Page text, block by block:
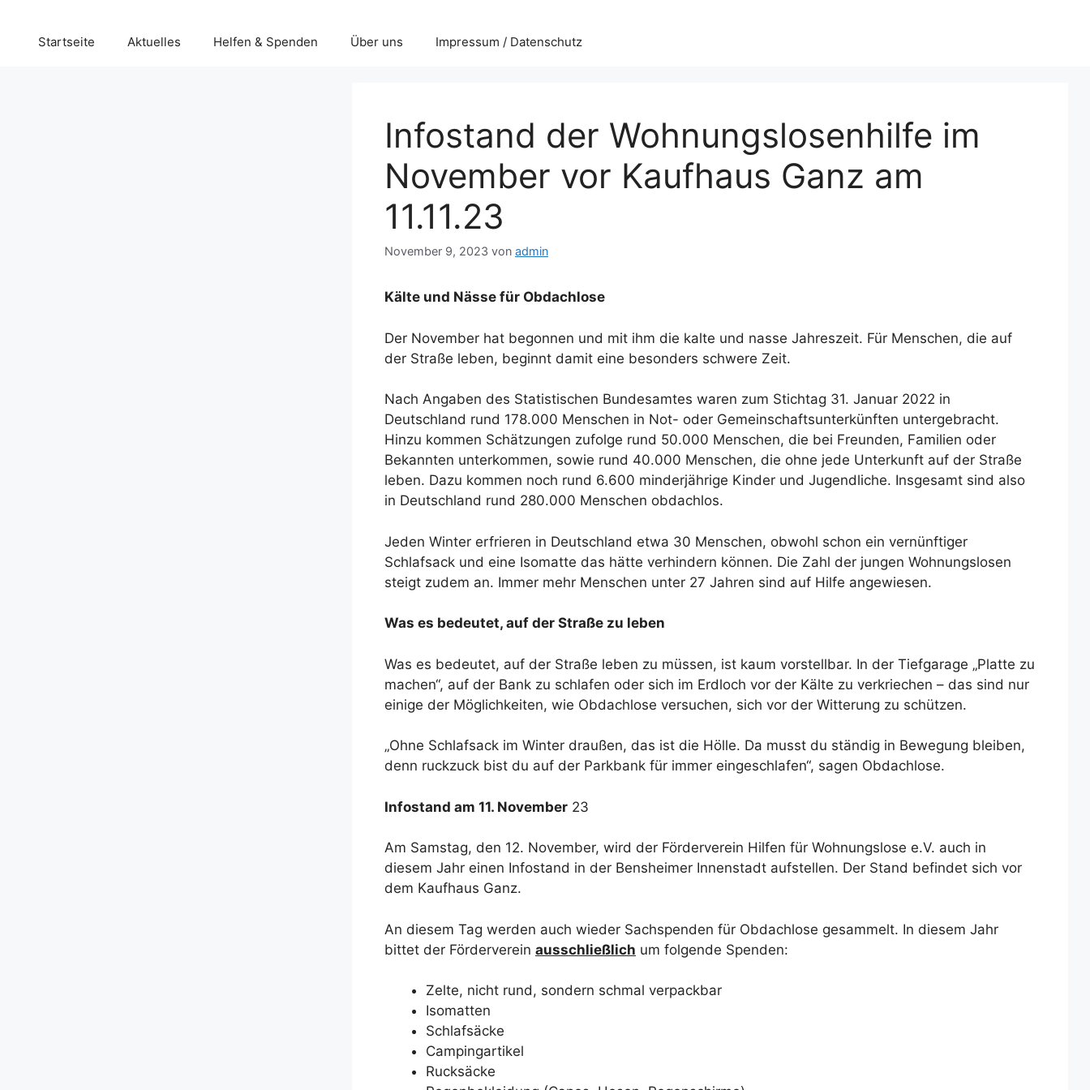
Startseite Aktuelles Helfen & Spenden Über uns Impressum / Datenschutz
Infostand der Wohnungslosenhilfe im
November vor Kaufhaus Ganz am
11.11.23
November 9, 2023 von admin
Kälte und Nässe für Obdachlose
Der November hat begonnen und mit ihm die kalte und nasse Jahreszeit. Für Menschen, die auf
der Straße leben, beginnt damit eine besonders schwere Zeit.
Nach Angaben des Statistischen Bundesamtes waren zum Stichtag 31. Januar 2022 in
Deutschland rund 178.000 Menschen in Not- oder Gemeinschaftsunterkünften untergebracht.
Hinzu kommen Schätzungen zufolge rund 50.000 Menschen, die bei Freunden, Familien oder
Bekannten unterkommen, sowie rund 40.000 Menschen, die ohne jede Unterkunft auf der Straße
leben. Dazu kommen noch rund 6.600 minderjährige Kinder und Jugendliche. Insgesamt sind also
in Deutschland rund 280.000 Menschen obdachlos.
Jeden Winter erfrieren in Deutschland etwa 30 Menschen, obwohl schon ein vernünftiger
Schlafsack und eine Isomatte das hätte verhindern können. Die Zahl der jungen Wohnungslosen
steigt zudem an. Immer mehr Menschen unter 27 Jahren sind auf Hilfe angewiesen.
Was es bedeutet, auf der Straße zu leben
Was es bedeutet, auf der Straße leben zu müssen, ist kaum vorstellbar. In der Tiefgarage „Platte zu
machen“, auf der Bank zu schlafen oder sich im Erdloch vor der Kälte zu verkriechen – das sind nur
einige der Möglichkeiten, wie Obdachlose versuchen, sich vor der Witterung zu schützen.
„Ohne Schlafsack im Winter draußen, das ist die Hölle. Da musst du ständig in Bewegung bleiben,
denn ruckzuck bist du auf der Parkbank für immer eingeschlafen“, sagen Obdachlose.
Infostand am 11. November 23
Am Samstag, den 12. November, wird der Förderverein Hilfen für Wohnungslose e.V. auch in
diesem Jahr einen Infostand in der Bensheimer Innenstadt aufstellen. Der Stand befindet sich vor
dem Kaufhaus Ganz.
An diesem Tag werden auch wieder Sachspenden für Obdachlose gesammelt. In diesem Jahr
bittet der Förderverein ausschließlich um folgende Spenden:
Zelte, nicht rund, sondern schmal verpackbar
Isomatten
Schlafsäcke
Campingartikel
Rucksäcke